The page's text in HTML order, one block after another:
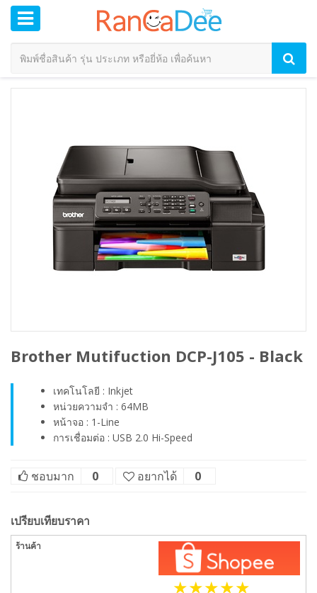
Brother Mutifuction DCP-J105 - Black
เทคโนโลยี : Inkjet
หน่วยความจำ : 64MB
หน้าจอ : 1-Line
การเชื่อมต่อ : USB 2.0 Hi-Speed
ชอบมาก 0 อยากได้ 0
เปรียบเทียบราคา